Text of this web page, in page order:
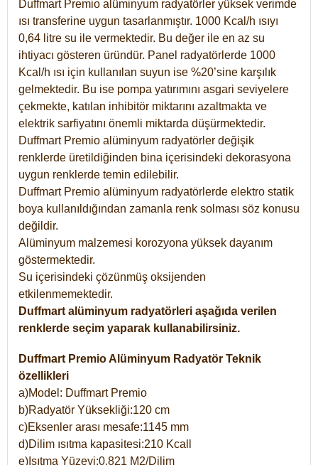
Duffmart Premio alüminyum radyatörler yüksek verimde
ısı transferine uygun tasarlanmıştır. 1000 Kcal/h ısıyı
0,64 litre su ile vermektedir. Bu değer ile en az su
ihtiyacı gösteren üründür. Panel radyatörlerde 1000
Kcal/h ısı için kullanılan suyun ise %20’sine karşılık
gelmektedir. Bu ise pompa yatırımını asgari seviyelere
çekmekte, katılan inhibitör miktarını azaltmakta ve
elektrik sarfiyatını önemli miktarda düşürmektedir.
Duffmart Premio alüminyum radyatörler değişik
renklerde üretildiğinden bina içerisindeki dekorasyona
uygun renklerde temin edilebilir.
Duffmart Premio alüminyum radyatörlerde elektro statik
boya kullanıldığından zamanla renk solması söz konusu
değildir.
Alüminyum malzemesi korozyona yüksek dayanım
göstermektedir.
Su içerisindeki çözünmüş oksijenden
etkilenmemektedir.
Duffmart alüminyum radyatörleri aşağıda verilen
renklerde seçim yaparak kullanabilirsiniz.
Duffmart Premio Alüminyum Radyatör Teknik
özellikleri
a)Model: Duffmart Premio
b)Radyatör Yüksekliği:120 cm
c)Eksenler arası mesafe:1145 mm
d)Dilim ısıtma kapasitesi:210 Kcall
e)Isıtma Yüzeyi:0,821 M2/Dilim